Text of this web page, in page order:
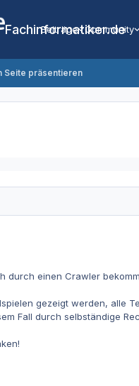
Fachinformatiker.de
Beiträge Community
Seite präsentieren
einen Crawler
gezeigt werden, alle
Fall durch selbständige